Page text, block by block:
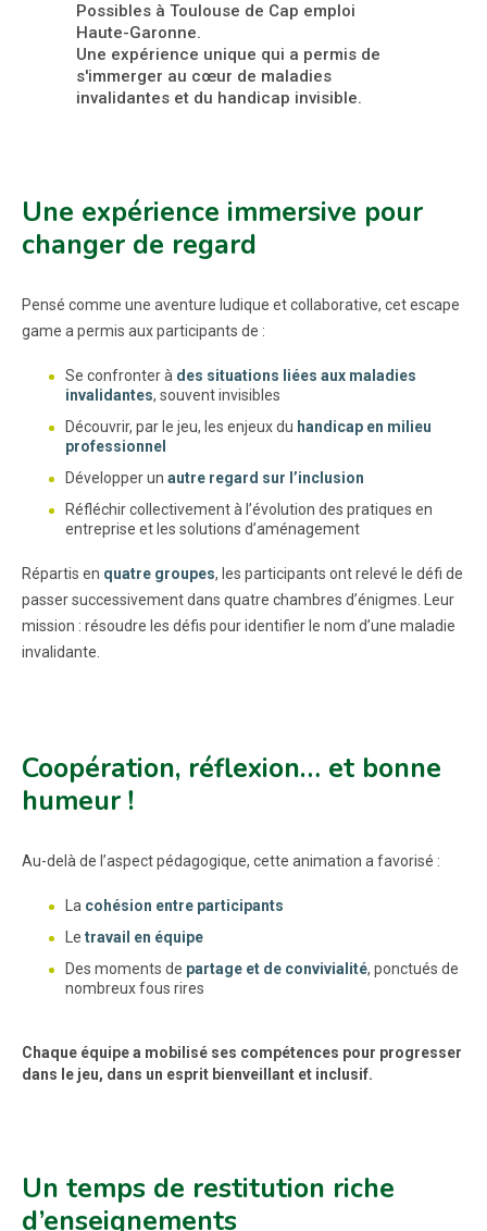
Possibles à Toulouse de Cap emploi
Haute-Garonne.
Une expérience unique qui a permis de
s'immerger au cœur de maladies
invalidantes et du handicap invisible.
Une expérience immersive pour
changer de regard
Pensé comme une aventure ludique et collaborative, cet escape
game a permis aux participants de :
Se confronter à des situations liées aux maladies
invalidantes, souvent invisibles
Découvrir, par le jeu, les enjeux du handicap en milieu
professionnel
Développer un autre regard sur l’inclusion
Réfléchir collectivement à l’évolution des pratiques en
entreprise et les solutions d’aménagement
Répartis en quatre groupes, les participants ont relevé le défi de
passer successivement dans quatre chambres d’énigmes. Leur
mission : résoudre les défis pour identifier le nom d’une maladie
invalidante.
Coopération, réflexion… et bonne
humeur !
Au-delà de l’aspect pédagogique, cette animation a favorisé :
La cohésion entre participants
Le travail en équipe
Des moments de partage et de convivialité, ponctués de
nombreux fous rires
Chaque équipe a mobilisé ses compétences pour progresser
dans le jeu, dans un esprit bienveillant et inclusif.
Un temps de restitution riche
d’enseignements